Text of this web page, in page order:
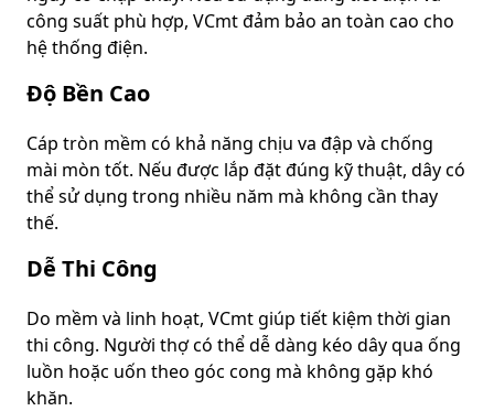
công suất phù hợp, VCmt đảm bảo an toàn cao cho
hệ thống điện.
Độ Bền Cao
Cáp tròn mềm có khả năng chịu va đập và chống
mài mòn tốt. Nếu được lắp đặt đúng kỹ thuật, dây có
thể sử dụng trong nhiều năm mà không cần thay
thế.
Dễ Thi Công
Do mềm và linh hoạt, VCmt giúp tiết kiệm thời gian
thi công. Người thợ có thể dễ dàng kéo dây qua ống
luồn hoặc uốn theo góc cong mà không gặp khó
khăn.